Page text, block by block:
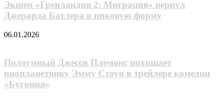
Экшен «Гренландия 2: Миграция» вернул
Джерарда Батлера в пиковую форму
06.01.2026
Полоумный Джесси Племонс похищает
инопланетянку Эмму Стоун в трейлере комедии
«Бугония»